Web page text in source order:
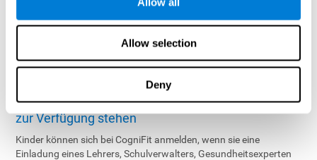
Allow selection
Deny
CogniFit, Inc.
Attn: Rechtsabteilung (Datenschutzrichtlinie)
600 California Street, 11. Etage
San Francisco, CA 94108, USA
Wann die erfassten Daten der Kinder für andere
zur Verfügung stehen
Kinder können sich bei CogniFit anmelden, wenn sie eine
Einladung eines Lehrers, Schulverwalters, Gesundheitsexperten